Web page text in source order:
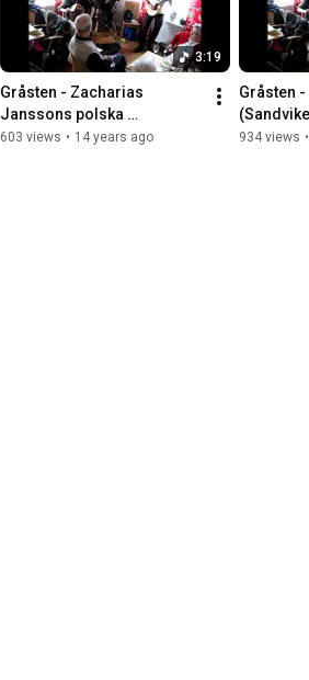
3:19
Gråsten - Zacharias
Janssons polska
(Sandviken, 2012-03-31)
603 views • 14 years ago
Gråsten
934 views •